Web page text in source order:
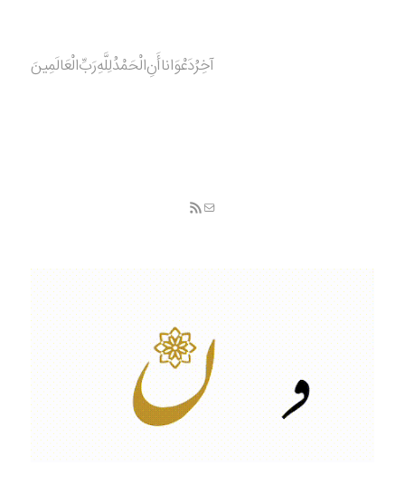
آخِرُدَعْوَانا‌أَنِ‌الْحَمْدُ‌‌‌لِلَّهِ‌رَبِّ‌الْعَالَمِينَ